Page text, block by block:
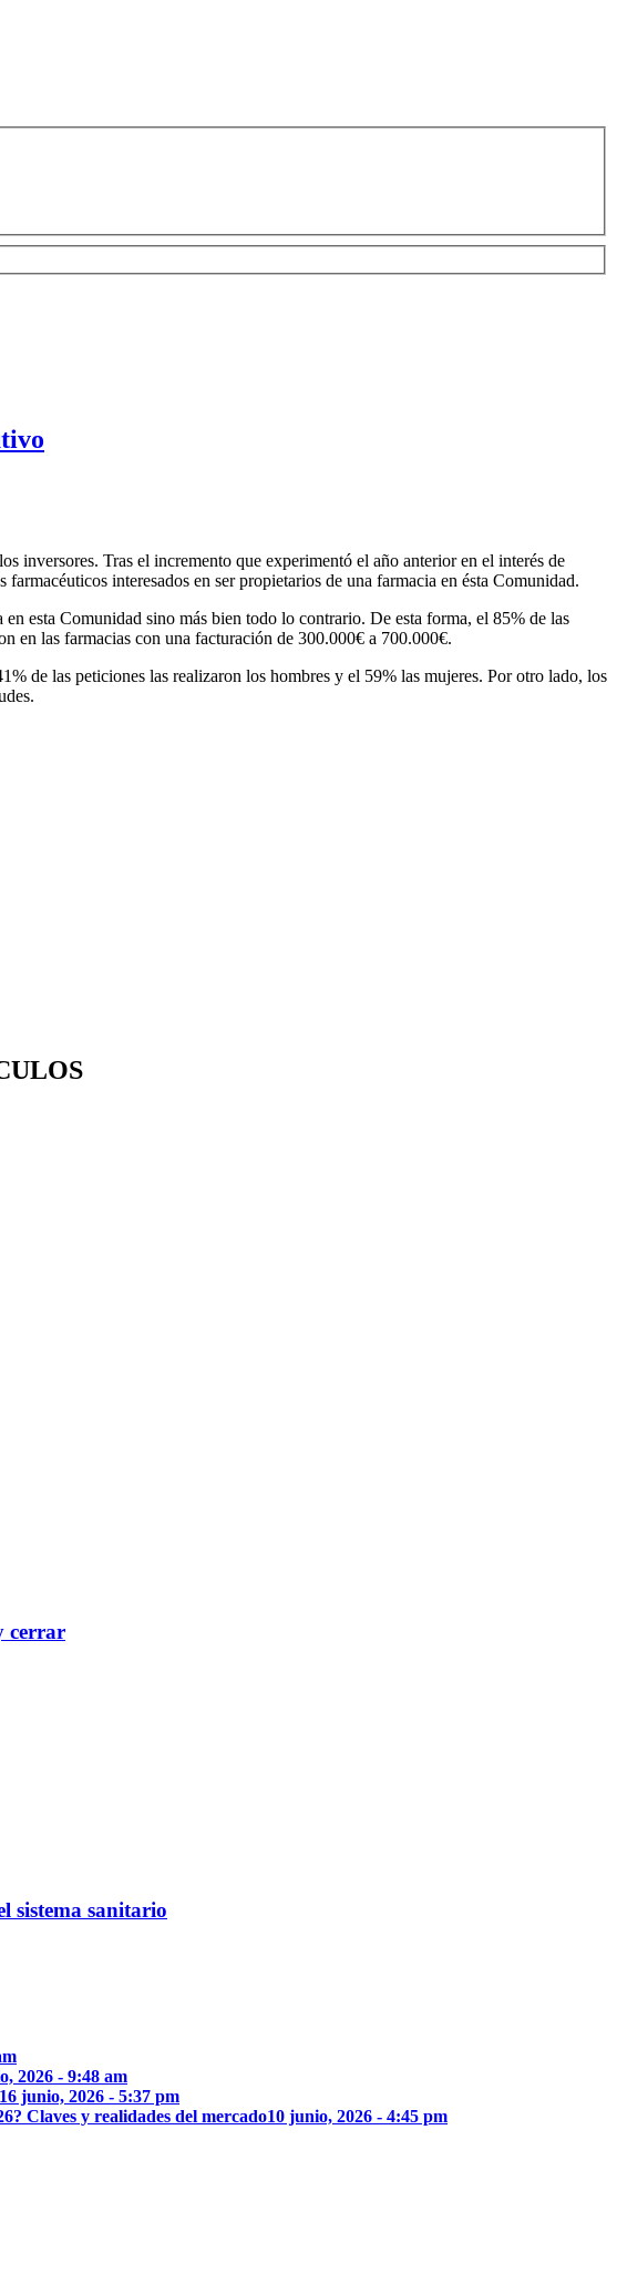
inversores. Tras el incremento que experimentó el año anterior en el interés de
interesados en ser propietarios de una farmacia en ésta Comunidad.
esta Comunidad sino más bien todo lo contrario. De esta forma, el 85% de las
en las farmacias con una facturación de 300.000€ a 700.000€.
de las peticiones las realizaron los hombres y el 59% las mujeres. Por otro lado, los
cerrar
sistema sanitario
2026 - 9:48 am
16 junio, 2026 - 5:37 pm
Claves y realidades del mercado10 junio, 2026 - 4:45 pm